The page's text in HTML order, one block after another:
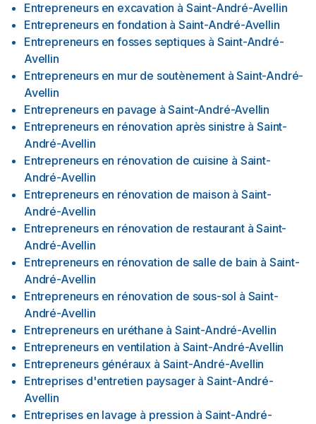
Entrepreneurs en excavation à Saint-André-Avellin
Entrepreneurs en fondation à Saint-André-Avellin
Entrepreneurs en fosses septiques à Saint-André-
Avellin
Entrepreneurs en mur de soutènement à Saint-André-
Avellin
Entrepreneurs en pavage à Saint-André-Avellin
Entrepreneurs en rénovation après sinistre à Saint-
André-Avellin
Entrepreneurs en rénovation de cuisine à Saint-
André-Avellin
Entrepreneurs en rénovation de maison à Saint-
André-Avellin
Entrepreneurs en rénovation de restaurant à Saint-
André-Avellin
Entrepreneurs en rénovation de salle de bain à Saint-
André-Avellin
Entrepreneurs en rénovation de sous-sol à Saint-
André-Avellin
Entrepreneurs en uréthane à Saint-André-Avellin
Entrepreneurs en ventilation à Saint-André-Avellin
Entrepreneurs généraux à Saint-André-Avellin
Entreprises d'entretien paysager à Saint-André-
Avellin
Entreprises en lavage à pression à Saint-André-